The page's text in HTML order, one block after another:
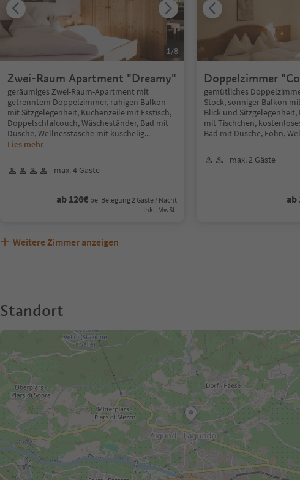
Zwei-Raum Apartment "Dreamy"
geräumiges Zwei-Raum-Apartment mit
getrenntem Doppelzimmer, ruhigen Balkon
mit Sitzgelegenheit, Küchenzeile mit Esstisch,
Doppelschlafcouch, Wäscheständer, Bad mit
Dusche, Wellnesstasche mit kuschelig...
Lies mehr
max. 4 Gäste
ab 126€ bei Belegung 2 Gäste / Nacht
Inkl. MwSt.
1/8
Doppelzimmer
gemütliches
Stock, sonniger Balkon
Blick und Sitzgelegenheit,
mit Tischchen,
Bad mit Dusche, Föhn, Wel
max. 2 Gäste
ab
Weitere Zimmer anzeigen
Standort